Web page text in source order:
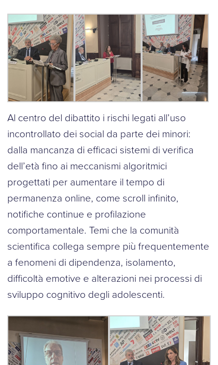
Al centro del dibattito i rischi legati all’uso
incontrollato dei social da parte dei minori:
dalla mancanza di efficaci sistemi di verifica
dell’età fino ai meccanismi algoritmici
progettati per aumentare il tempo di
permanenza online, come scroll infinito,
notifiche continue e profilazione
comportamentale. Temi che la comunità
scientifica collega sempre più frequentemente
a fenomeni di dipendenza, isolamento,
difficoltà emotive e alterazioni nei processi di
sviluppo cognitivo degli adolescenti.